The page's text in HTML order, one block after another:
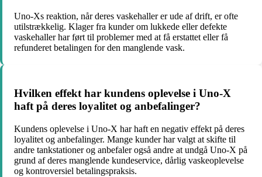
Uno-Xs reaktion, når deres vaskehaller er ude af drift, er ofte
utilstrækkelig. Klager fra kunder om lukkede eller defekte
vaskehaller har ført til problemer med at få erstattet eller få
refunderet betalingen for den manglende vask.
Hvilken effekt har kundens oplevelse i Uno-X
haft på deres loyalitet og anbefalinger?
Kundens oplevelse i Uno-X har haft en negativ effekt på deres
loyalitet og anbefalinger. Mange kunder har valgt at skifte til
andre tankstationer og anbefaler også andre at undgå Uno-X på
grund af deres manglende kundeservice, dårlig vaskeoplevelse
og kontroversiel betalingspraksis.